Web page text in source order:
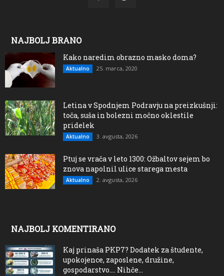
NAJBOLJ BRANO
Kako naredim obrazno masko doma?
Aktualno 25. marca, 2020
Letina v Spodnjem Podravju na preizkušnji:
toča, suša in bolezni močno oklestile
pridelek
Aktualno 3. avgusta, 2026
Ptuj se vrača v leto 1300: Ožbaltov sejem bo
znova napolnil ulice starega mesta
Aktualno 2. avgusta, 2026
NAJBOLJ KOMENTIRANO
Kaj prinaša PKP7? Dodatek za študente,
upokojence, zaposlene, družine,
gospodarstvo…. Nihče...